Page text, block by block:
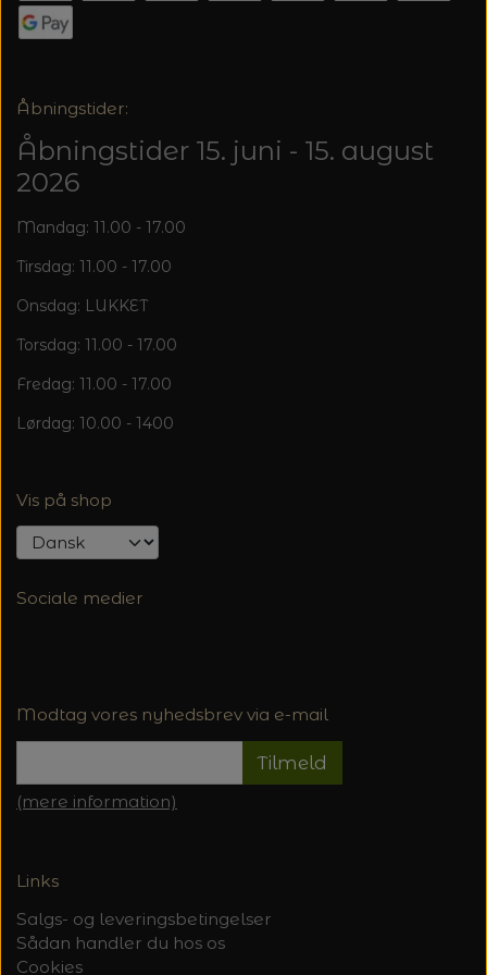
Åbningstider:
Åbningstider 15. juni - 15. august
2026
Mandag: 11.00 - 17.00
Tirsdag: 11.00 - 17.00
Onsdag: LUKKET
Torsdag: 11.00 - 17.00
Fredag: 11.00 - 17.00
Lørdag: 10.00 - 1400
Vis på shop
Sociale medier
Modtag vores nyhedsbrev via e-mail
Tilmeld
(mere information)
Links
Salgs- og leveringsbetingelser
Sådan handler du hos os
Cookies